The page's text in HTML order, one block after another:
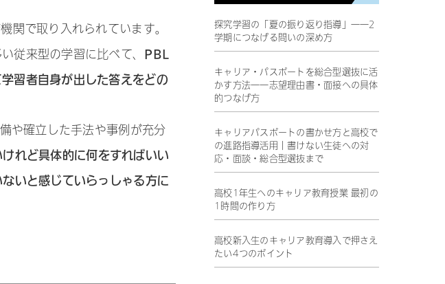
関で取り入れられています。
従来型の学習に比べて、 PBL
習者自身が出した答えをどの
や確立した手法や事例が充分
れど具体的に何をすればいい
いと感じていらっしゃる方に
探究学習の「夏の振り返り指導」――2
学期につなげる問いの深め方
キャリア・パスポートを総合型選抜に活
かす方法――志望理由書・面接への具体
的つなげ方
キャリアパスポートの書かせ方と高校で
の進路指導活用｜書けない生徒への対
応・面談・総合型選抜まで
高校1年生へのキャリア教育授業 最初の
1時間の作り方
高校新入生のキャリア教育導入で押さえ
たい4つのポイント